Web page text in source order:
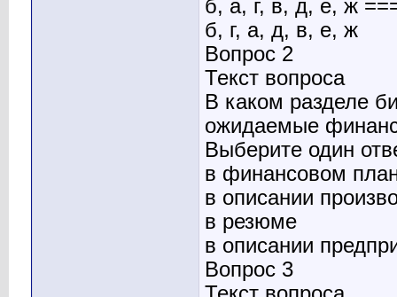
б, а, г, в, д, е, ж
б, г, а, д, в, е, ж
Вопрос 2
Текст вопроса
В каком разделе
ожидаемые
Выберите один
в финансовом
в описании
в резюме
в описании
Вопрос 3